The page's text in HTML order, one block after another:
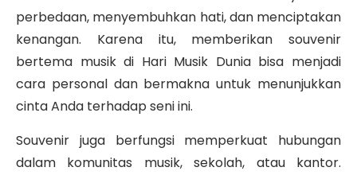
perbedaan, menyembuhkan hati, dan menciptakan
kenangan. Karena itu, memberikan souvenir
bertema musik di Hari Musik Dunia bisa menjadi
cara personal dan bermakna untuk menunjukkan
cinta Anda terhadap seni ini.
Souvenir juga berfungsi memperkuat hubungan
dalam komunitas musik, sekolah, atau kantor.